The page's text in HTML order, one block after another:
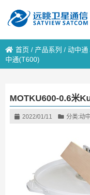
首页 / 产品系列 /动中通
中通(T600)
MOTKU600-0.6米
2022/01/11 分类:动